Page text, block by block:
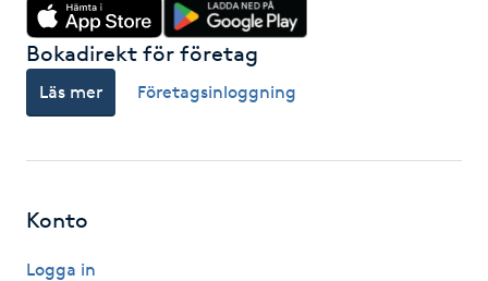
Herrklippning
HIFU
Hot Stone Massage
Bokadirekt för företag
Läs mer Företagsinloggning
Konto
Logga in